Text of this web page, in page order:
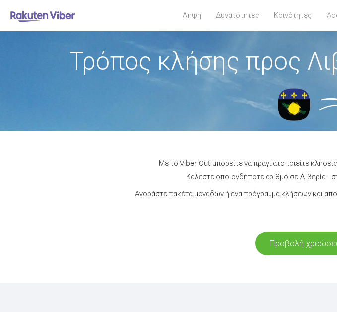
Λήψη Δυνατότητες Κοινότητες
Τρόπος κλήσης προς
Με το Viber Out μπορείτε να πραγματοποιείτε
Καλέστε οποιονδήποτε αριθμό σε Λιβερία -
Αγοράστε πακέτα μονάδων ή ένα πρόγραμμα κλήσεων και
Προβολή